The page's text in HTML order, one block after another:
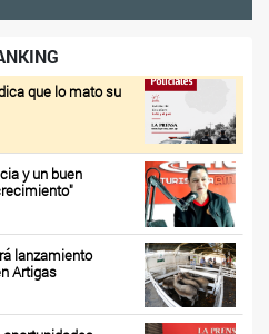
que lo mato su
y un buen
lanzamiento
Artigas